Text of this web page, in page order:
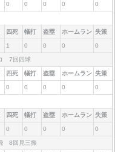
0 0 0 0 0
四死 犠打 盗塁 ホームラン 失策
1 0 0 0 0
7回四球
四死 犠打 盗塁 ホームラン 失策
0 0 0 0 0
四死 犠打 盗塁 ホームラン 失策
0 0 0 0 0
8回見三振